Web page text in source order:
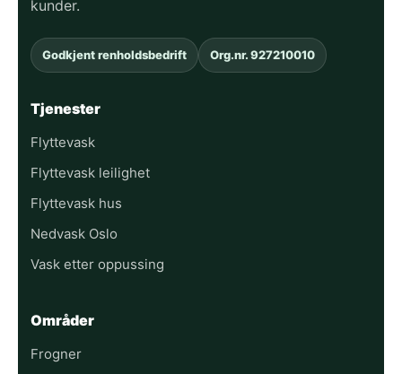
kunder.
Godkjent renholdsbedrift Org.nr. 927210010
Tjenester
Flyttevask
Flyttevask leilighet
Flyttevask hus
Nedvask Oslo
Vask etter oppussing
Områder
Frogner